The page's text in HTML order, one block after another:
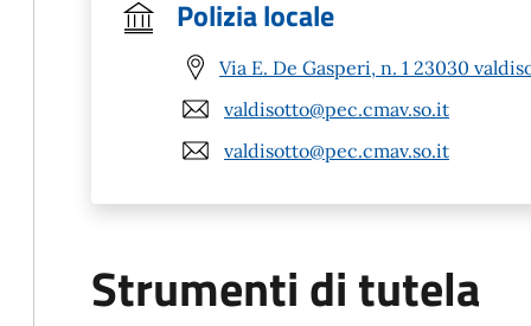
Polizia locale
Via E. De Gasperi, n. 1 23030
valdisotto@pec.cmav.so.it
valdisotto@pec.cmav.so.it
Strumenti di tutela